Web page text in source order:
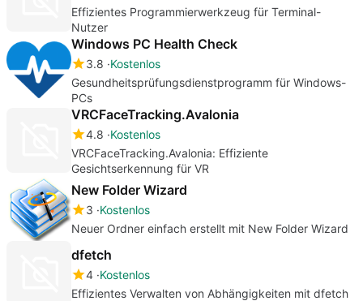
Effizientes Programmierwerkzeug für Terminal-
Nutzer
Windows PC Health Check
3.8 Kostenlos
Gesundheitsprüfungsdienstprogramm für Windows-
PCs
VRCFaceTracking.Avalonia
4.8 Kostenlos
VRCFaceTracking.Avalonia: Effiziente
Gesichtserkennung für VR
New Folder Wizard
3 Kostenlos
Neuer Ordner einfach erstellt mit New Folder Wizard
dfetch
4 Kostenlos
Effizientes Verwalten von Abhängigkeiten mit dfetch